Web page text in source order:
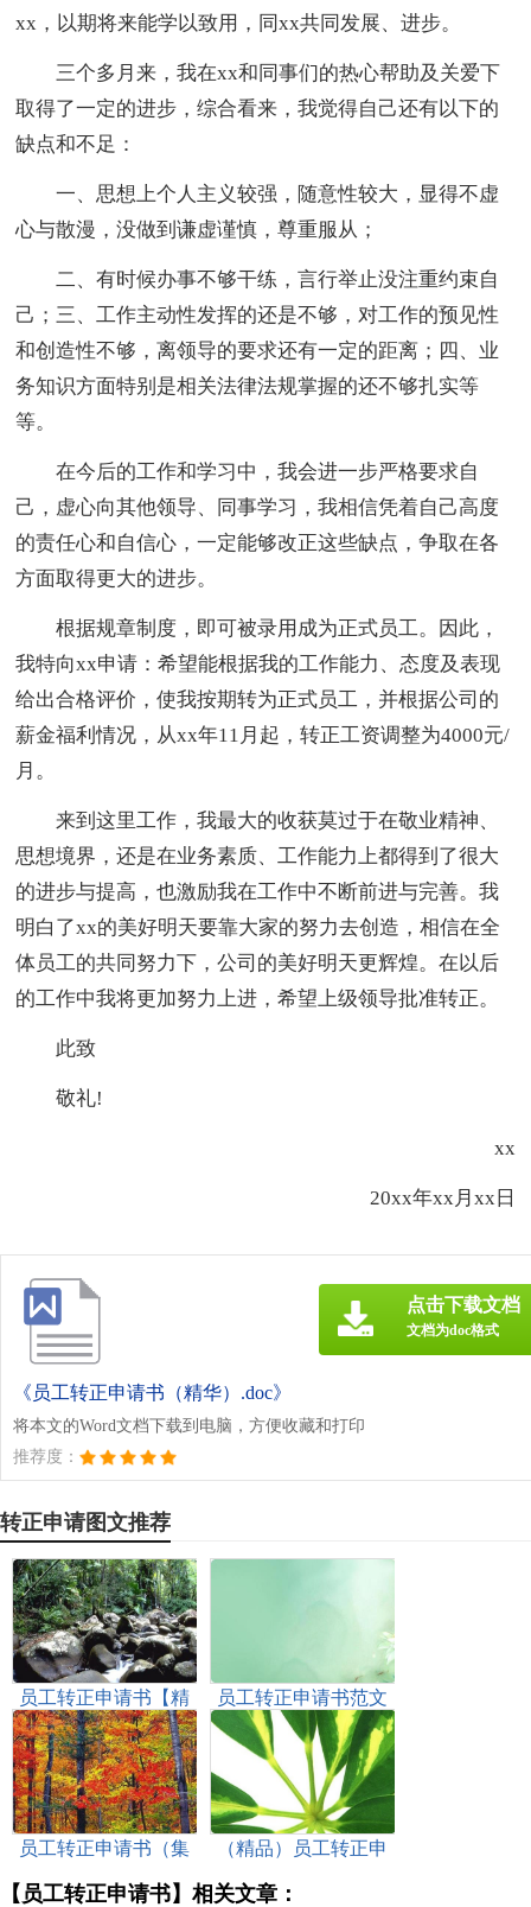
xx，以期将来能学以致用，同xx共同发展、进步。
三个多月来，我在xx和同事们的热心帮助及关爱下
取得了一定的进步，综合看来，我觉得自己还有以下的
缺点和不足：
一、思想上个人主义较强，随意性较大，显得不虚
心与散漫，没做到谦虚谨慎，尊重服从；
二、有时候办事不够干练，言行举止没注重约束自
己；三、工作主动性发挥的还是不够，对工作的预见性
和创造性不够，离领导的要求还有一定的距离；四、业
务知识方面特别是相关法律法规掌握的还不够扎实等
等。
在今后的工作和学习中，我会进一步严格要求自
己，虚心向其他领导、同事学习，我相信凭着自己高度
的责任心和自信心，一定能够改正这些缺点，争取在各
方面取得更大的进步。
根据规章制度，即可被录用成为正式员工。因此，
我特向xx申请：希望能根据我的工作能力、态度及表现
给出合格评价，使我按期转为正式员工，并根据公司的
薪金福利情况，从xx年11月起，转正工资调整为4000元/
月。
来到这里工作，我最大的收获莫过于在敬业精神、
思想境界，还是在业务素质、工作能力上都得到了很大
的进步与提高，也激励我在工作中不断前进与完善。我
明白了xx的美好明天要靠大家的努力去创造，相信在全
体员工的共同努力下，公司的美好明天更辉煌。在以后
的工作中我将更加努力上进，希望上级领导批准转正。
此致
敬礼!
xx
20xx年xx月xx日
《员工转正申请书（精华）.doc》
将本文的Word文档下载到电脑，方便收藏和打印
推荐度：
点击下载文档
文档为doc格式
转正申请图文推荐
员工转正申请书【精
品13篇】
员工转正申请书范文
(精华)
员工转正申请书（集
（精品）员工转正申
【员工转正申请书】相关文章：